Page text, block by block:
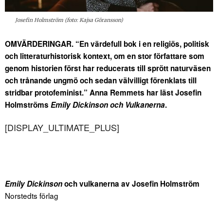
Josefin Holmström (foto: Kajsa Göransson)
OMVÄRDERINGAR. “En värdefull bok i en religiös, politisk
och litteraturhistorisk kontext, om en stor författare som
genom historien först har reducerats till sprött naturväsen
och trånande ungmö och sedan välvilligt förenklats till
stridbar protofeminist.” Anna Remmets har läst Josefin
Holmströms Emily Dickinson och Vulkanerna.
[DISPLAY_ULTIMATE_PLUS]
Emily Dickinsonoch vulkanerna av Josefin Holmström
Norstedts förlag